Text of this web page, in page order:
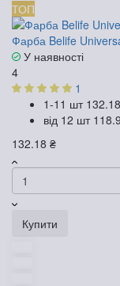
ТОП
Фарба Belife
У наявності
4
1
1-11 шт
від 12 шт
132.18 ₴
Купити